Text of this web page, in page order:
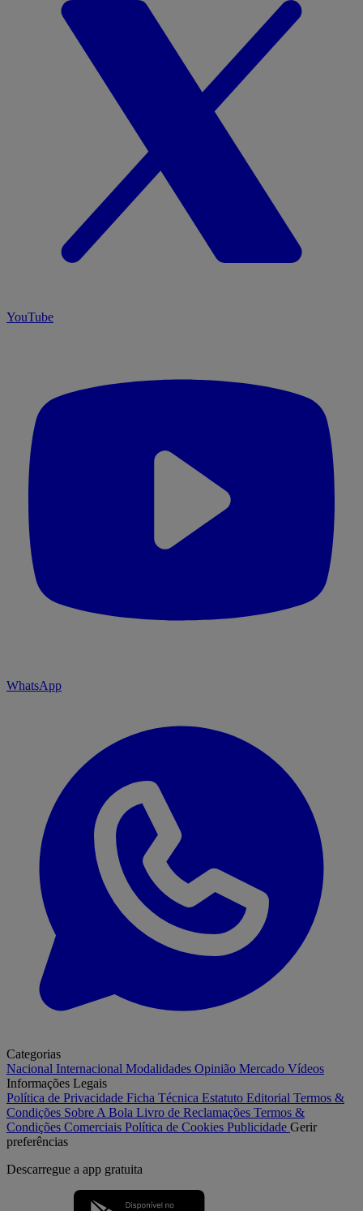
YouTube
WhatsApp
Categorias
Nacional Internacional Modalidades Opinião Mercado Vídeos
Informações Legais
Política de Privacidade Ficha Técnica Estatuto Editorial Termos &
Condições Sobre A Bola Livro de Reclamações Termos &
Condições Comerciais Política de Cookies Publicidade Gerir
preferências
Descarregue a app gratuita